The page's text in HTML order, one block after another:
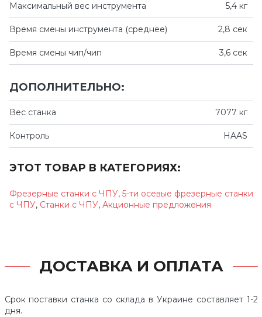
Максимальный вес инструмента 5,4 кг
Время смены инструмента (среднее) 2,8 сек
Время смены чип/чип 3,6 сек
ДОПОЛНИТЕЛЬНО:
Вес станка 7077 кг
Контроль HAAS
ЭТОТ ТОВАР В КАТЕГОРИЯХ:
Фрезерные станки с ЧПУ, 5-ти осевые фрезерные станки
с ЧПУ, Станки с ЧПУ, Акционные предложения
ДОСТАВКА И ОПЛАТА
Срок поставки станка со склада в Украине составляет 1-2
дня.